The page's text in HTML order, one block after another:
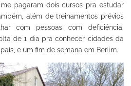
pagaram dois cursos pra estudar
além de treinamentos prévios
com pessoas com deficiência,
de 1 dia pra conhecer cidades da
e um fim de semana em Berlim.